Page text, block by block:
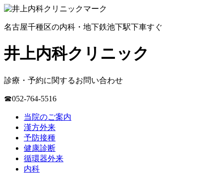
名古屋千種区の内科・地下鉄池下駅下車すぐ
井上内科クリニック
診療・予約に関するお問い合わせ
☎052-764-5516
当院のご案内
漢方外来
予防接種
健康診断
循環器外来
内科